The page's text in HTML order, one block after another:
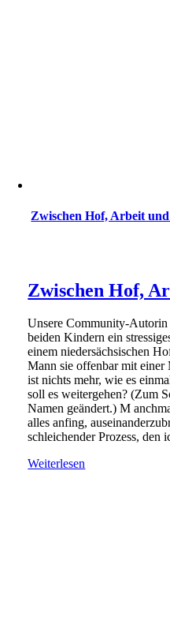
Zwischen Hof, Arbeit
Zwischen Hof,
Unsere Community-
beiden Kindern ein
einem niedersächsischen
Mann sie offenbar mit einer
ist nichts mehr, wie es
soll es weitergehen? (Zum
Namen geändert.) M
alles anfing,
schleichender Prozess, den
Weiterlesen